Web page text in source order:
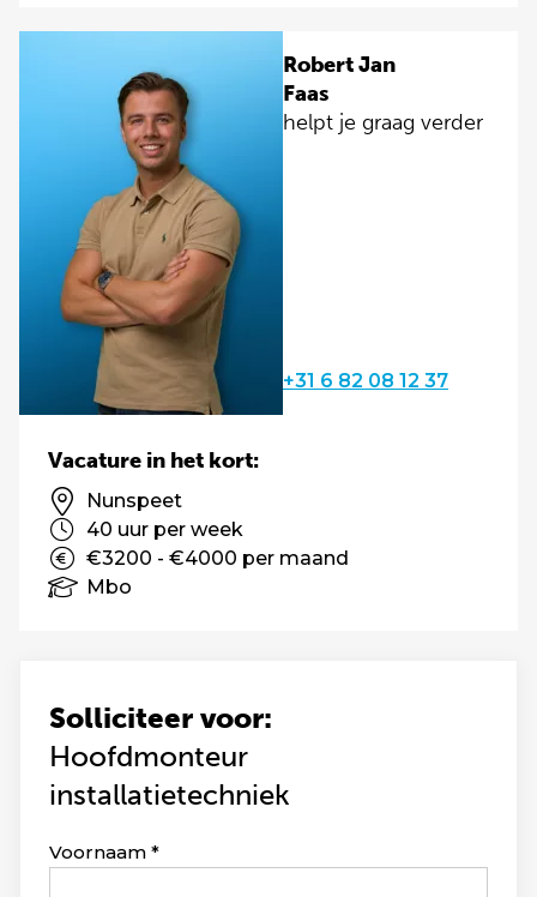
Robert Jan
Faas
helpt je graag verder
+31 6 82 08 12 37
Solliciteer voor:
Hoofdmonteur
installatietechniek
Leave
Voornaam
Vacature in het kort:
Nunspeet
40 uur per week
€3200 - €4000 per maand
Mbo